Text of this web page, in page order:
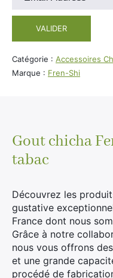
adresse
mail
pour
rejoindre
ce
produit
VALIDER
Catégorie : Accessoires
Marque : Fren-Shi
Gout chicha
tabac
Découvrez les
gustative
France dont nous
Grâce à notre
nous vous offrons
et une grande
procédé de
10ml
100ml
Salé
Sucré